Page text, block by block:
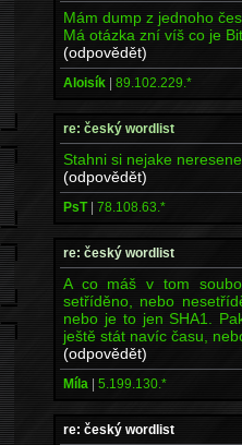
Mám dump z jednoho
Má otázka zní víš co je
(odpovědět)
Aloisík | 89.102.229.*
re: český wordlist
Stahni si nejake
(odpovědět)
PsT| 78.108.63.*
re: český wordlist
A co máš v tom
setříděno, nebo
nebo je to jen SHA1.
ještě stát navíc času,
(odpovědět)
Míla | 5.199.130.*
re: český wordlist